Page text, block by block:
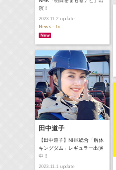
演！
2023.11.2update
News - tv
田中道子
【田中道子】NHK総合「解体
キングダム」レギュラー出演
中！
2023.11.1update